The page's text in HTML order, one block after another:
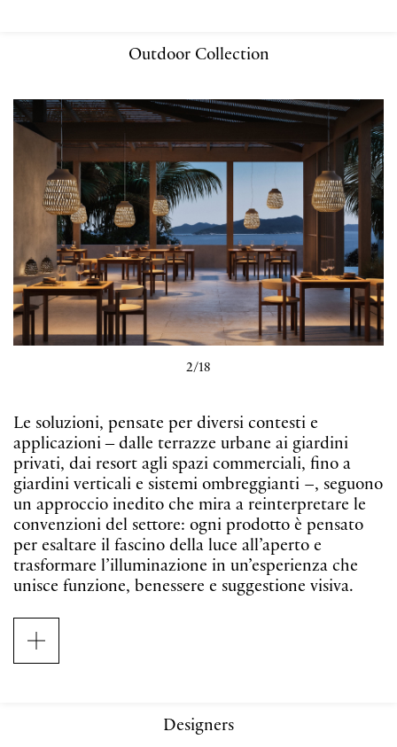
Outdoor Collection
3/18
Le soluzioni, pensate per diversi contesti e
applicazioni ‒ dalle terrazze urbane ai giardini
privati, dai resort agli spazi commerciali, fino a
giardini verticali e sistemi ombreggianti –, seguono
un approccio inedito che mira a reinterpretare le
convenzioni del settore: ogni prodotto è pensato
per esaltare il fascino della luce all’aperto e
trasformare l’illuminazione in un’esperienza che
unisce funzione, benessere e suggestione visiva.
Questa prima collezione riunisce sette prodotti nati
dalla collaborazione con firme del design
internazionale ‒ Patrick Norguet, Snøhetta,
Designers